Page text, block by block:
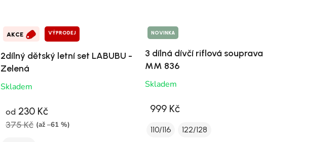
AKCE VÝPRODEJ
2dílný dětský letní set LABUBU -
Zelená
Skladem
od 230 Kč
375 Kč (až –61 %)
NOVINKA
3 dílná dívčí riflová souprava
MM 836
Skladem
999 Kč
110/116 122/128